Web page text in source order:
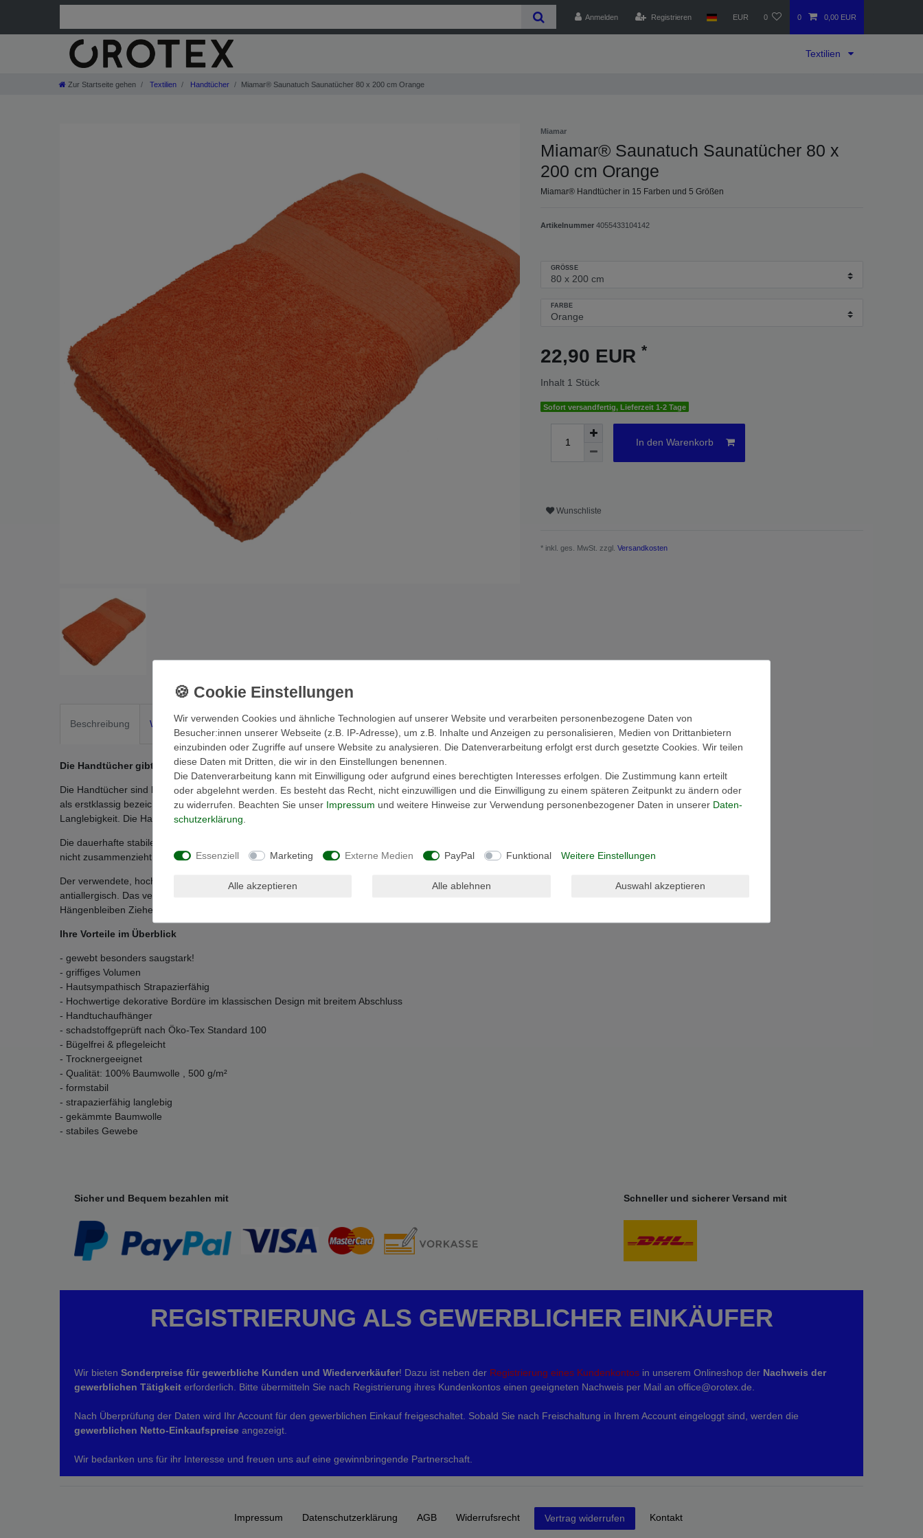
Anmelden Registrieren EUR 0 0 0,00 EUR
Textilien
Zur Startseite gehen Textilien Handtücher Miamar® Saunatuch Saunatücher 80 x 200 cm Orange
Miamar
Miamar® Saunatuch Saunatücher 80 x
200 cm Orange
Miamar® Handtücher in 15 Farben und 5 Größen
Artikelnummer 4055433104142
GRÖSSE
FARBE
22,90 EUR *
Inhalt 1 Stück
Sofort versandfertig, Lieferzeit 1-2 Tage
In den Warenkorb
Wunschliste
* inkl. ges. MwSt. zzgl. Versandkosten
Beschreibung Weitere Details EU-Verantwortlicher Hersteller
Die Handtücher gibt es in 15 modernen Farben
Die Handtücher sind besonders flauschig saugstark. Da sie auch sehr schnell trocknen kann man sie nur
als erstklassig bezeichnen – ein Muss für jedes Bad. Die Frottierwäsche besticht durch höchste
Langlebigkeit. Die Handtücher sind waschbar bis 95 °C (Buntwäsche bis 60 °C Weißwäsche bis 95 °C).
Die dauerhafte stabile Form zeichnet das Handtuch ebenso aus wie die Bordüre die sich beim waschen
nicht zusammenzieht - hohe Strapazierfähigkeit Langlebigkeit steht hier an erster Stelle.
Der verwendete, hochwertige Naturstoff Baumwolle ist besonders saugfähig, hautsympathisch
antiallergisch. Das verarbeitete hochwertige Ringgarn mit kurzem dichtem Flor verhindert ein
Hängenbleiben Ziehen von Fäden durch spitze Gegenstände.
Ihre Vorteile im Überblick
- gewebt besonders saugstark!
- griffiges Volumen
- Hautsympathisch Strapazierfähig
- Hochwertige dekorative Bordüre im klassischen Design mit breitem Abschluss
- Handtuchaufhänger
- schadstoffgeprüft nach Öko-Tex Standard 100
- Bügelfrei & pflegeleicht
- Trocknergeeignet
- Qualität: 100% Baumwolle , 500 g/m²
- formstabil
- strapazierfähig langlebig
- gekämmte Baumwolle
- stabiles Gewebe
Sicher und Bequem bezahlen mit Schneller und sicherer Versand mit
REGISTRIERUNG ALS GEWERBLICHER EINKÄUFER
Wir bieten Sonderpreise für gewerbliche Kunden und Wiederverkäufer! Dazu ist neben der Registrierung eines Kundenkontos in unserem Onlineshop der Nachweis der
gewerblichen Tätigkeit erforderlich. Bitte übermitteln Sie nach Registrierung ihres Kundenkontos einen geeigneten Nachweis per Mail an office@orotex.de.
Nach Überprüfung der Daten wird Ihr Account für den gewerblichen Einkauf freigeschaltet. Sobald Sie nach Freischaltung in Ihrem Account eingeloggt sind, werden die
gewerblichen Netto-Einkaufspreise angezeigt.
Wir bedanken uns für ihr Interesse und freuen uns auf eine gewinnbringende Partnerschaft.
Impressum Daten­schutz­erklärung AGB Widerrufs­recht Vertrag widerrufen Kontakt
Wir verwenden Cookies und ähnliche Technologien auf unserer Website und verarbeiten personenbezogene Daten von
Besucher:innen unserer Webseite (z.B. IP-Adresse), um z.B. Inhalte und Anzeigen zu personalisieren, Medien von Drittanbietern
einzubinden oder Zugriffe auf unsere Website zu analysieren. Die Datenverarbeitung erfolgt erst durch gesetzte Cookies. Wir teilen
diese Daten mit Dritten, die wir in den Einstellungen benennen.
Die Datenverarbeitung kann mit Einwilligung oder aufgrund eines berechtigten Interesses erfolgen. Die Zustimmung kann erteilt
oder abgelehnt werden. Es besteht das Recht, nicht einzuwilligen und die Einwilligung zu einem späteren Zeitpunkt zu ändern oder
zu widerrufen. Beachten Sie unser Impressum und weitere Hinweise zur Verwendung personenbezogener Daten in unserer Daten­
schutz­erklärung.
Essenziell Marketing Externe Medien PayPal Funktional Weitere Einstellungen
Alle akzeptieren Alle ablehnen Auswahl akzeptieren